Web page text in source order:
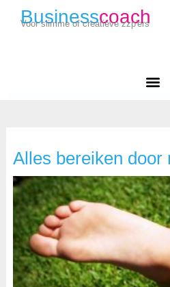
Businesscoach
Voor slimme of creatieve zzp'ers
Alles bereiken door